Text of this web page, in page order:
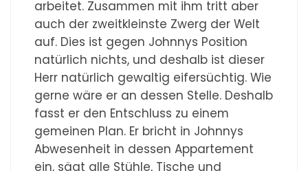
arbeitet. Zusammen mit ihm tritt aber
auch der zweitkleinste Zwerg der Welt
auf. Dies ist gegen Johnnys Position
natürlich nichts, und deshalb ist dieser
Herr natürlich gewaltig eifersüchtig. Wie
gerne wäre er an dessen Stelle. Deshalb
fasst er den Entschluss zu einem
gemeinen Plan. Er bricht in Johnnys
Abwesenheit in dessen Appartement
ein, sägt alle Stühle, Tische und